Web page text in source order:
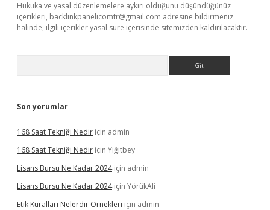
Hukuka ve yasal düzenlemelere aykırı olduğunu düşündüğünüz
içerikleri, backlinkpanelicomtr@gmail.com adresine bildirmeniz
halinde, ilgili içerikler yasal süre içerisinde sitemizden kaldırılacaktır.
Son yorumlar
168 Saat Tekniği Nedir için admin
168 Saat Tekniği Nedir için Yiğitbey
Lisans Bursu Ne Kadar 2024için admin
Lisans Bursu Ne Kadar 2024için YörükAli
Etik Kuralları Nelerdir Örnekleri için admin